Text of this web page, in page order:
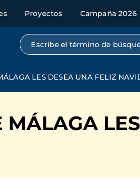
Proyectos Campaña 2026
Búsqueda por texto
LES DESEA UNA FELIZ